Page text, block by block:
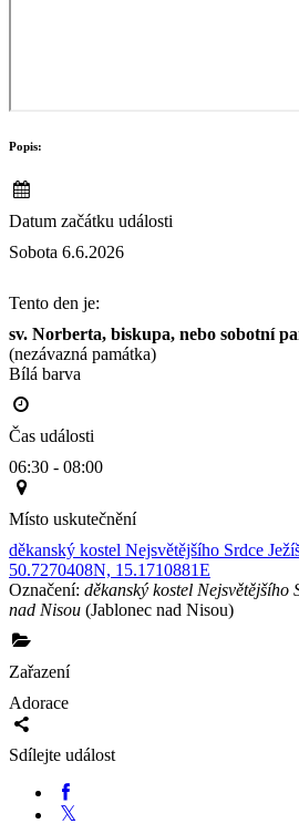
Popis:
Datum začátku události
Sobota 6.6.2026
Tento den je:
sv. Norberta, biskupa, nebo sobotní
(nezávazná památka)
Bílá
Čas události
06:30 - 08:00
Místo uskutečnění
děkanský kostel Nejsvětějšího Srdce
50.7270408N, 15.1710881E
Označení: děkanský kostel Nejsvětějšího
nad Nisou (Jablonec nad Nisou)
Zařazení
Adorace
Sdílejte událost